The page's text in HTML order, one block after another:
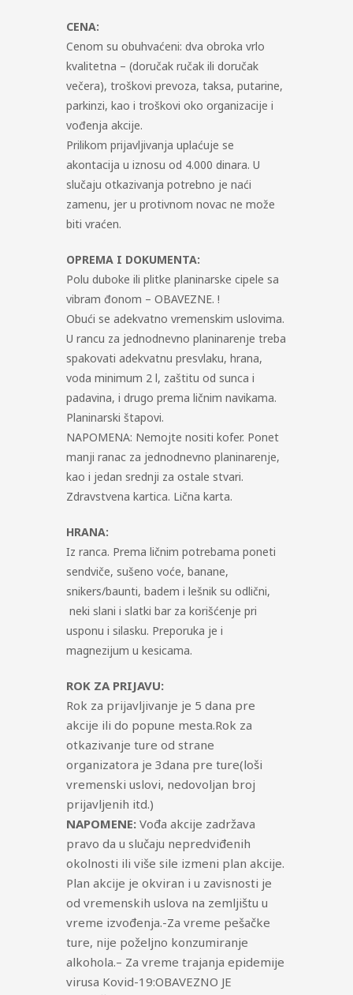
CENA:
Cenom su obuhvaćeni: dva obroka vrlo
kvalitetna – (doručak ručak ili doručak
večera), troškovi prevoza, taksa, putarine,
parkinzi, kao i troškovi oko organizacije i
vođenja akcije.
Prilikom prijavljivanja uplaćuje se
akontacija u iznosu od 4.000 dinara. U
slučaju otkazivanja potrebno je naći
zamenu, jer u protivnom novac ne može
biti vraćen.
OPREMA I DOKUMENTA:
Polu duboke ili plitke planinarske cipele sa
vibram đonom – OBAVEZNE. !
Obući se adekvatno vremenskim uslovima.
U rancu za jednodnevno planinarenje treba
spakovati adekvatnu presvlaku, hrana,
voda minimum 2 l, zaštitu od sunca i
padavina, i drugo prema ličnim navikama.
Planinarski štapovi.
NAPOMENA: Nemojte nositi kofer. Ponet
manji ranac za jednodnevno planinarenje,
kao i jedan srednji za ostale stvari.
Zdravstvena kartica. Lična karta.
HRANA:
Iz ranca. Prema ličnim potrebama poneti
sendviče, sušeno voće, banane,
snikers/baunti, badem i lešnik su odlični,
neki slani i slatki bar za korišćenje pri
usponu i silasku. Preporuka je i
magnezijum u kesicama.
ROK ZA PRIJAVU:
Rok za prijavljivanje je 5 dana pre
akcije ili do popune mesta.Rok za
otkazivanje ture od strane
organizatora je 3dana pre ture(loši
vremenski uslovi, nedovoljan broj
prijavljenih itd.)
NAPOMENE: Vođa akcije zadržava
pravo da u slučaju nepredviđenih
okolnosti ili više sile izmeni plan akcije.
Plan akcije je okviran i u zavisnosti je
od vremenskih uslova na zemljištu u
vreme izvođenja.-Za vreme pešačke
ture, nije poželjno konzumiranje
alkohola.– Za vreme trajanja epidemije
virusa Kovid-19:OBAVEZNO JE